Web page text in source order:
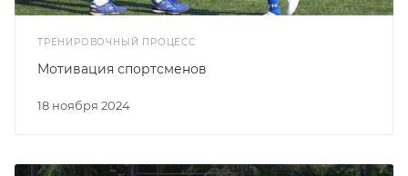
ТРЕНИРОВОЧНЫЙ ПРОЦЕСС
18 ноября 2024
Мотивация спортсменов